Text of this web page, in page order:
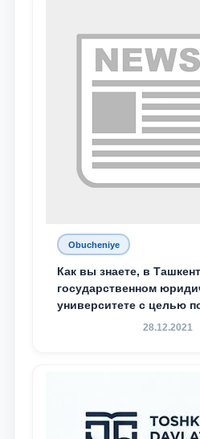
специальной стипендии
Хадичи Сулеймановой.
Obucheniye
Как вы знаете, в
государственном
университете с целью
талантливых, активных и
28.12.2021